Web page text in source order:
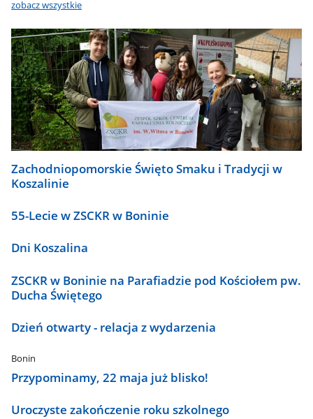
zobacz wszystkie
Zachodniopomorskie Święto Smaku i Tradycji w
Koszalinie
55-Lecie w ZSCKR w Boninie
Dni Koszalina
ZSCKR w Boninie na Parafiadzie pod Kościołem pw.
Ducha Świętego
Dzień otwarty - relacja z wydarzenia
Bonin
Przypominamy, 22 maja już blisko!
Uroczyste zakończenie roku szkolnego